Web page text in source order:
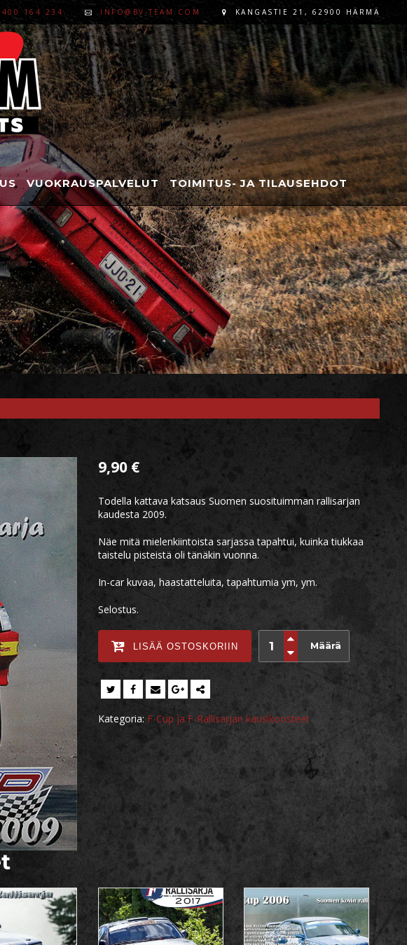
400 164 234 INFO@BV-TEAM.COM KANGASTIE 21, 62900 HÄRMÄ
VUOKRAUSPALVELUT TOIMITUS- JA TILAUSEHDOT
9,90 €
Todella kattava katsaus Suomen suosituimman rallisarjan
kaudesta 2009.
Näe mitä mielenkiintoista sarjassa tapahtui, kuinka tiukkaa
taistelu pisteistä oli tänäkin vuonna.
In-car kuvaa, haastatteluita, tapahtumia ym, ym.
Selostus.
Määrä
LISÄÄ OSTOSKORIIN
Kategoria: F-Cup ja F-Rallisarjan kausikoosteet